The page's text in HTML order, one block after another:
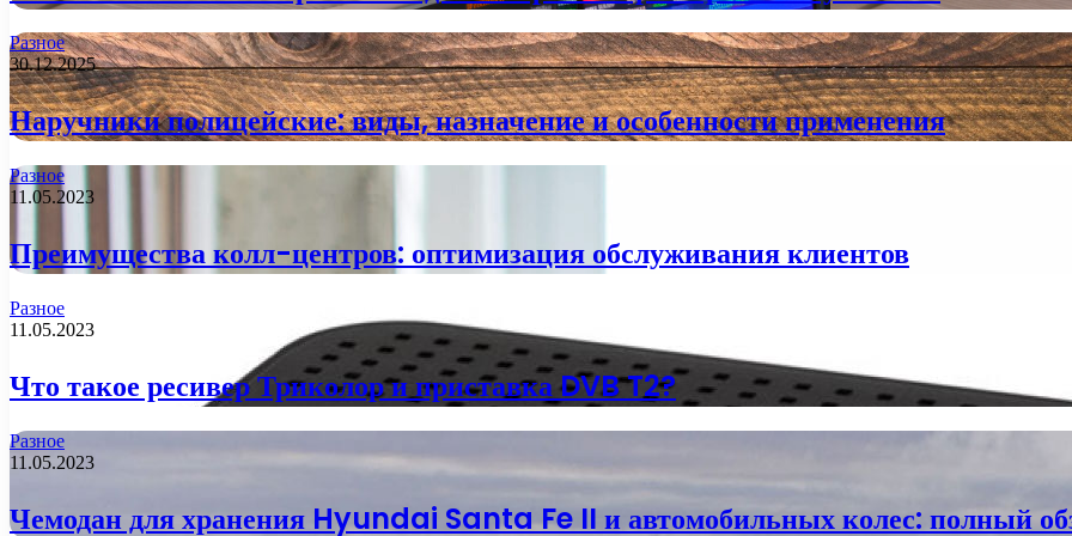
Разное
30.12.2025
Наручники полицейские: виды, назначение и особенности применения
Разное
11.05.2023
Преимущества колл-центров: оптимизация обслуживания клиентов
Разное
11.05.2023
Что такое ресивер Триколор и приставка DVB T2?
Разное
11.05.2023
Чемодан для хранения Hyundai Santa Fe II и автомобильных колес: полный